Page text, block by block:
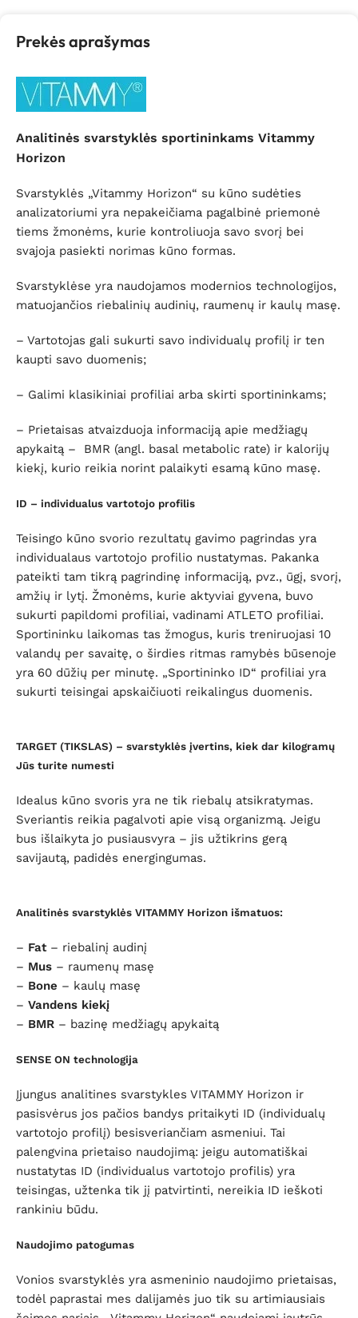
Prekės aprašymas
Analitinės svarstyklės sportininkams Vitammy
Horizon
Svarstyklės „Vitammy Horizon“ su kūno sudėties
analizatoriumi yra nepakeičiama pagalbinė priemonė
tiems žmonėms, kurie kontroliuoja savo svorį bei
svajoja pasiekti norimas kūno formas.
Svarstyklėse yra naudojamos modernios technologijos,
matuojančios riebalinių audinių, raumenų ir kaulų masę.
– Vartotojas gali sukurti savo individualų profilį ir ten
kaupti savo duomenis;
– Galimi klasikiniai profiliai arba skirti sportininkams;
– Prietaisas atvaizduoja informaciją apie medžiagų
apykaitą – BMR (angl. basal metabolic rate) ir kalorijų
kiekį, kurio reikia norint palaikyti esamą kūno masę.
ID – individualus vartotojo profilis
Teisingo kūno svorio rezultatų gavimo pagrindas yra
individualaus vartotojo profilio nustatymas. Pakanka
pateikti tam tikrą pagrindinę informaciją, pvz., ūgį, svorį,
amžių ir lytį. Žmonėms, kurie aktyviai gyvena, buvo
sukurti papildomi profiliai, vadinami ATLETO profiliai.
Sportininku laikomas tas žmogus, kuris treniruojasi 10
valandų per savaitę, o širdies ritmas ramybės būsenoje
yra 60 dūžių per minutę. „Sportininko ID“ profiliai yra
sukurti teisingai apskaičiuoti reikalingus duomenis.
TARGET (TIKSLAS) – svarstyklės įvertins, kiek dar kilogramų
Jūs turite numesti
Idealus kūno svoris yra ne tik riebalų atsikratymas.
Sveriantis reikia pagalvoti apie visą organizmą. Jeigu
bus išlaikyta jo pusiausvyra – jis užtikrins gerą
savijautą, padidės energingumas.
Analitinės svarstyklės VITAMMY Horizon išmatuos:
– Fat– riebalinį audinį
– Mus – raumenų masę
– Bone – kaulų masę
– Vandens kiekį
– BMR – bazinę medžiagų apykaitą
SENSE ON technologija
Įjungus analitines svarstykles VITAMMY Horizon ir
pasisvėrus jos pačios bandys pritaikyti ID (individualų
vartotojo profilį) besisveriančiam asmeniui. Tai
palengvina prietaiso naudojimą: jeigu automatiškai
nustatytas ID (individualus vartotojo profilis) yra
teisingas, užtenka tik jį patvirtinti, nereikia ID ieškoti
rankiniu būdu.
Naudojimo patogumas
Vonios svarstyklės yra asmeninio naudojimo prietaisas,
todėl paprastai mes dalijamės juo tik su artimiausiais